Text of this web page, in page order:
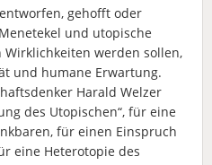
gehofft oder
und utopische
werden sollen,
und humane Erwartung.
Harald Welzer
des Utopischen“, für eine
für einen Einspruch
eine Heterotopie des